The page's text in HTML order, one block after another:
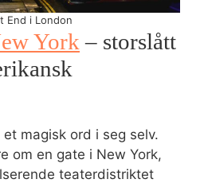
End i London
York – storslått
magisk ord i seg selv.
om en gate i New York,
teaterdistriktet